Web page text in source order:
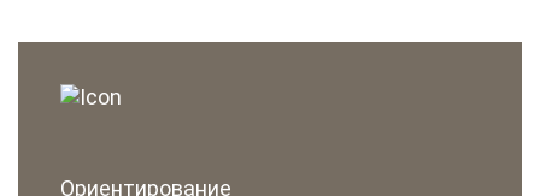
Ориентирование